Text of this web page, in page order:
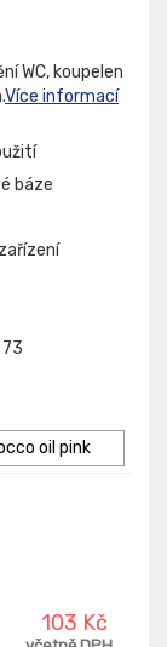
WC, koupelen
Více informací
báze
73
oil pink
103 Kč